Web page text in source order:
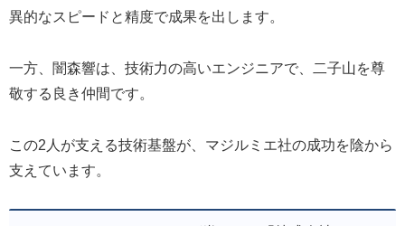
異的なスピードと精度で成果を出します。
一方、闇森響は、技術力の高いエンジニアで、二子山を尊
敬する良き仲間です。
この2人が支える技術基盤が、マジルミエ社の成功を陰から
支えています。